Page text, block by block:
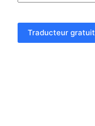
Traducteur gratuit